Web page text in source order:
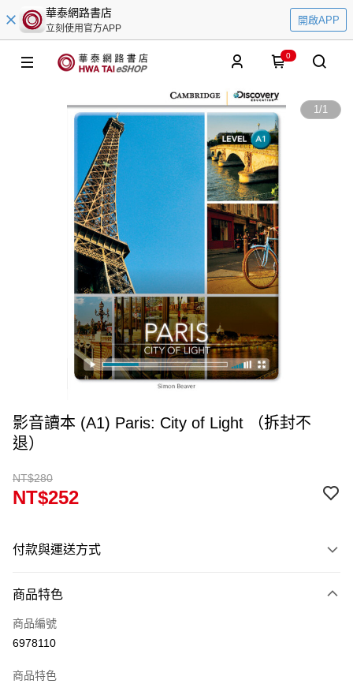
華泰網路書店
立刻使用官方APP
開啟APP
0
1/1
影音讀本 (A1) Paris: City of Light （拆封不
退）
NT$280
NT$252
付款與運送方式
信用卡一次付款
超商取貨付款
商品特色
商品編號
6978110
商品特色